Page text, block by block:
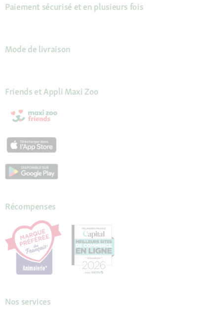
Paiement sécurisé et en plusieurs fois
Mode de livraison
Friends et Appli Maxi Zoo
Récompenses
Nos services